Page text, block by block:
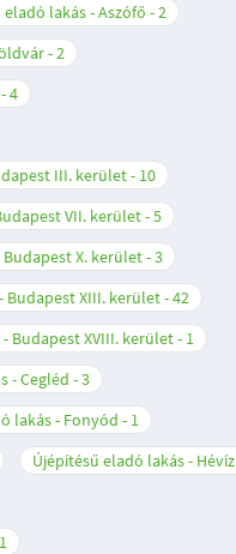
lakás - Aszófő
2
2
4
III. kerület
10
VII. kerület 5
X. kerület 3
Budapest XIII. kerület 42
Budapest XVIII. kerület
1
- Cegléd
3
lakás - Fonyód
1
Újépítésű eladó lakás - Hévíz
1